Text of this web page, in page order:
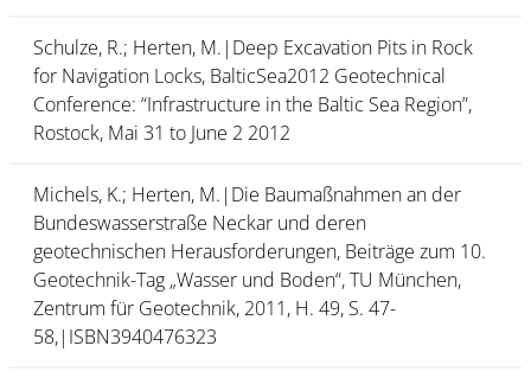
Schulze, R.; Herten, M.|Deep Excavation Pits in Rock
for Navigation Locks, BalticSea2012 Geotechnical
Conference: “Infrastructure in the Baltic Sea Region”,
Rostock, Mai 31 to June 2 2012
Michels, K.; Herten, M.|Die Baumaßnahmen an der
Bundeswasserstraße Neckar und deren
geotechnischen Herausforderungen, Beiträge zum 10.
Geotechnik-Tag „Wasser und Boden“, TU München,
Zentrum für Geotechnik, 2011, H. 49, S. 47-
58,|ISBN3940476323